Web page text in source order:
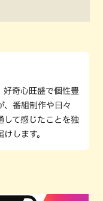
好奇心旺盛で個性豊
、番組制作や日々
して感じたことを独
します。